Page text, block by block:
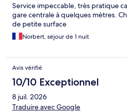
Service impeccable, très pratique
gare centrale à quelques mètres.
de petite surface
Norbert, séjour de 1 nuit
Avis vérifié
10/10 Exceptionnel
8 juil. 2026
Traduire avec Google